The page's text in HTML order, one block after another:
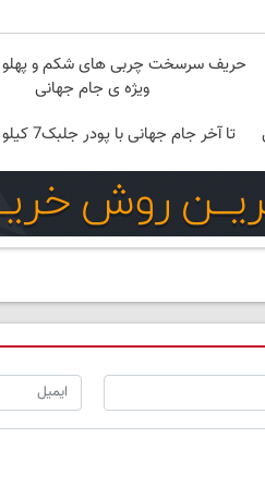
حریف سرسخت چربی های شکم و پهلو
ویژه ی جام جهانی
تا آخر جام جهانی با پودر جلبک7 کیلو لاغر شو